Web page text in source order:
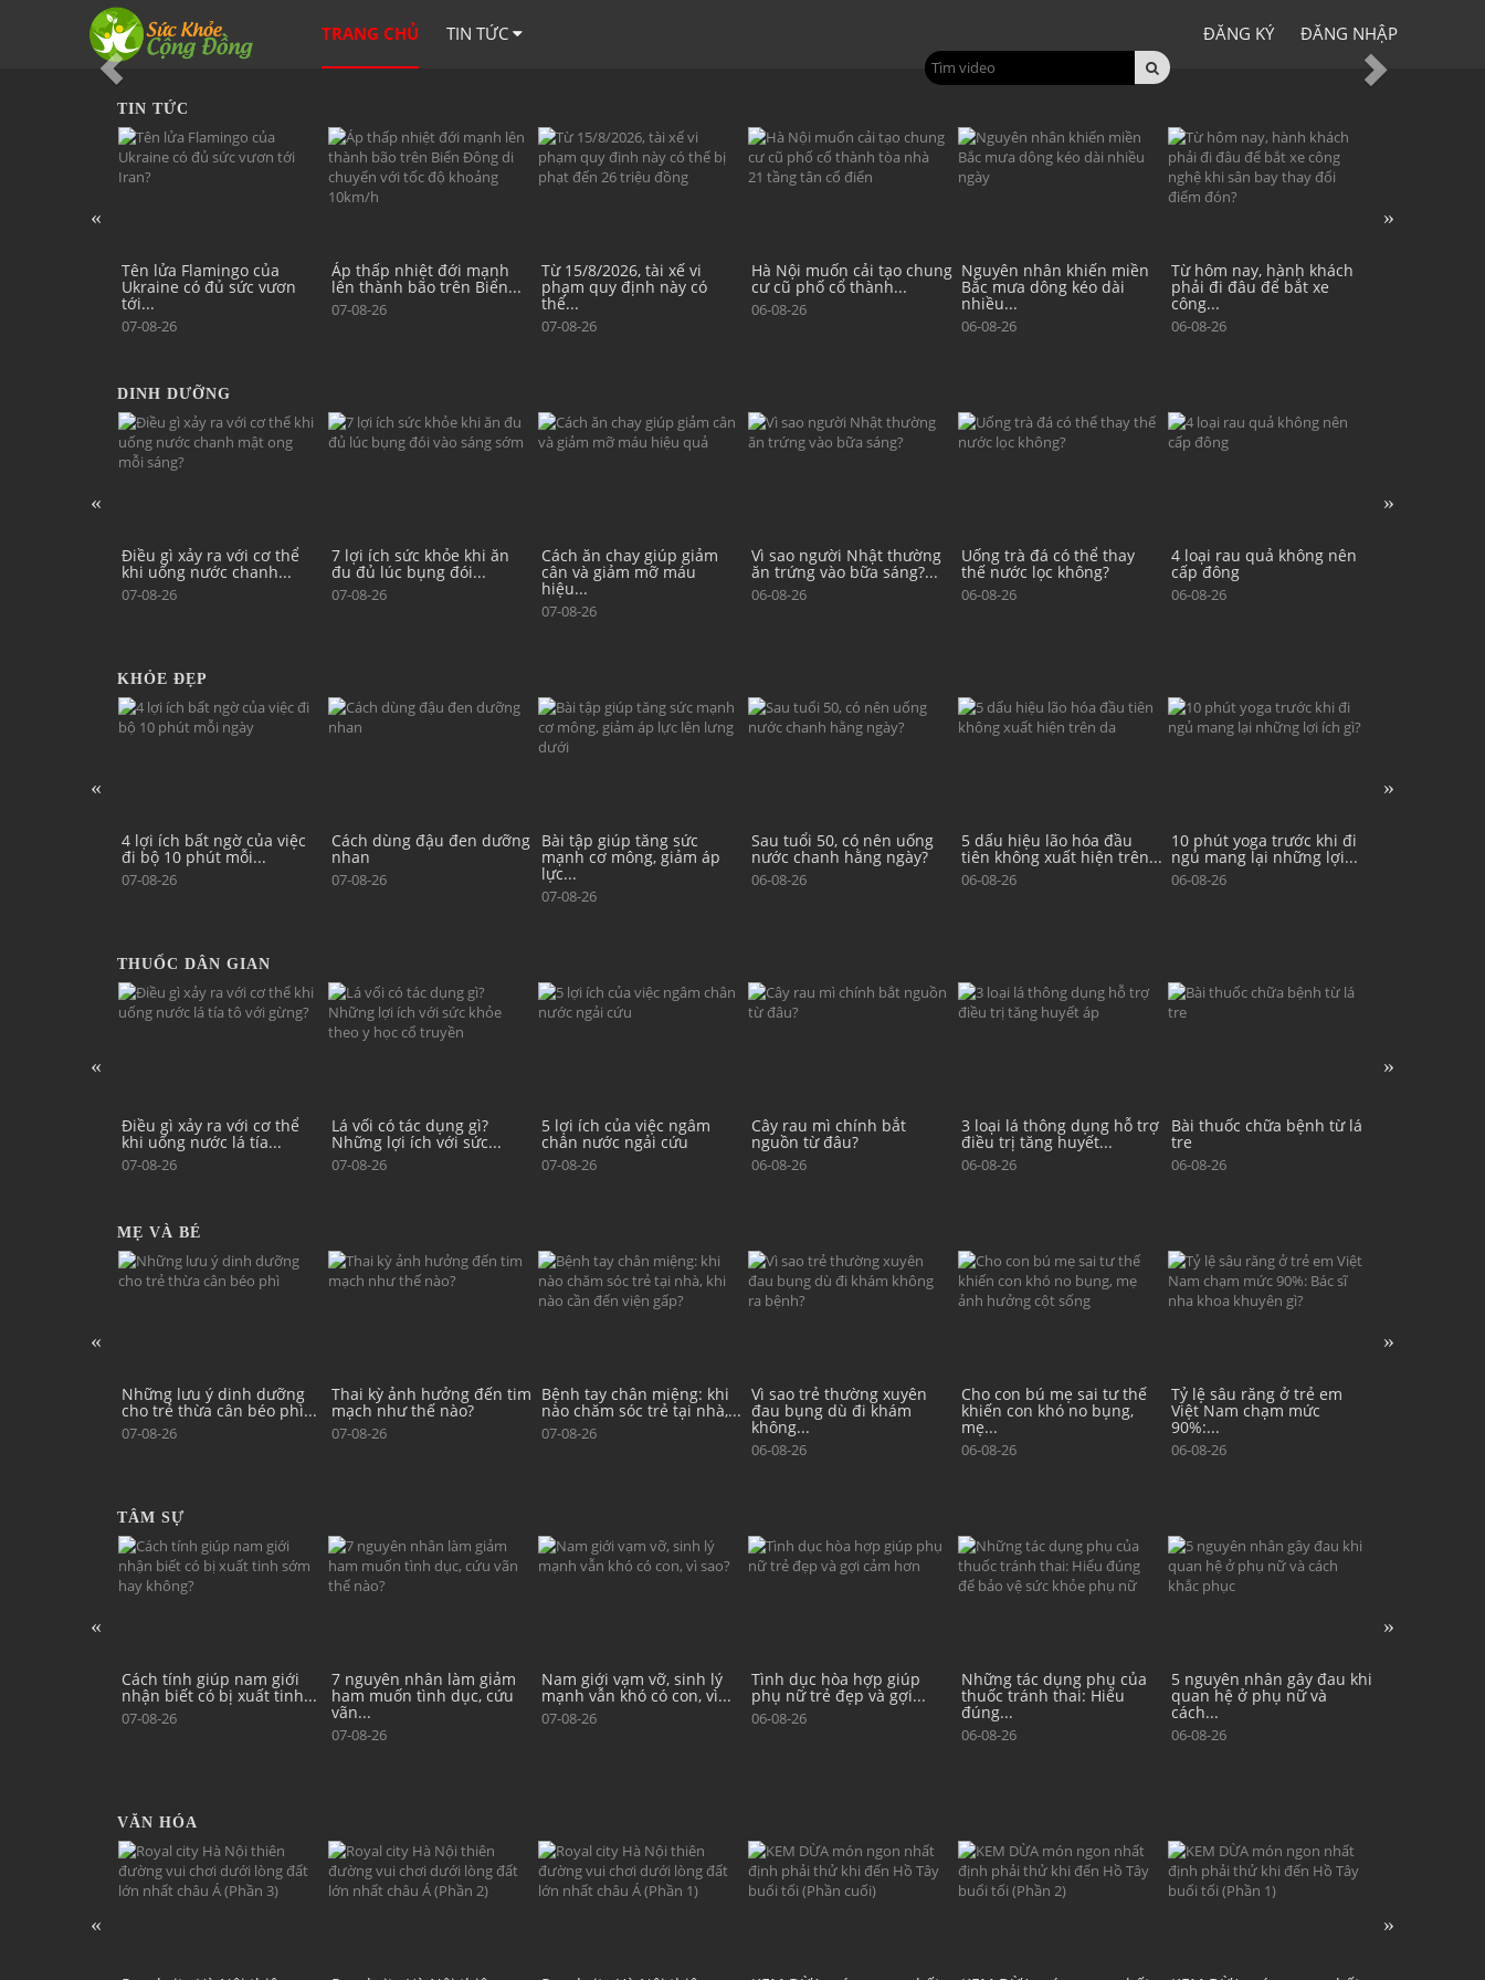
TRANG CHỦ TIN TỨC ĐĂNG NHẬP
ĐĂNG KÝ
Previous Next
TIN TỨC
Áp thấp nhiệt đới mạnh
lên thành bão trên Biển...
07-08-26
Từ 15/8/2026, tài xế vi
phạm quy định này có
thể...
Hà Nội muốn cải tạo chung
cư cũ phố cổ thành...
06-08-26
Nguyên nhân khiến miền
Bắc mưa dông kéo dài
nhiều...
Từ hôm nay, hành khách
phải đi đâu để bắt xe
công...
06-08-26
Ấn Độ: Ít nhất 22 trẻ em bị
tử vong do virus
Chandipura...
05-08-26
DINH DƯỠNG
7 lợi ích sức khỏe khi ăn
đu đủ lúc bụng đói...
07-08-26
Cách ăn chay giúp giảm
cân và giảm mỡ máu
hiệu...
Vì sao người Nhật thường
ăn trứng vào bữa sáng?...
06-08-26
Uống trà đá có thể thay
thế nước lọc không?
06-08-26
4 loại rau quả không nên
cấp đông
06-08-26
5 chất dinh dưỡng nên bổ
sung sau tuổi 60
06-08-26
KHỎE ĐẸP
Cách dùng đậu đen dưỡng
nhan
07-08-26
Bài tập giúp tăng sức
mạnh cơ mông, giảm áp
lực...
Sau tuổi 50, có nên uống
nước chanh hằng ngày?
06-08-26
5 dấu hiệu lão hóa đầu
tiên không xuất hiện trên...
06-08-26
10 phút yoga trước khi đi
ngủ mang lại những lợi...
06-08-26
Vì sao khi giảm cân chỉ nên
giảm 8% trọng lượng...
05-08-26
THUỐC DÂN GIAN
Lá vối có tác dụng gì?
Những lợi ích với sức...
07-08-26
5 lợi ích của việc ngâm
chân nước ngải cứu
07-08-26
Cây rau mì chính bắt
nguồn từ đâu?
06-08-26
3 loại lá thông dụng hỗ trợ
điều trị tăng huyết...
06-08-26
Bài thuốc chữa bệnh từ lá
tre
06-08-26
Ngoài hoa, lá atiso có tác
dụng gì với sức khỏe?...
06-08-26
MẸ VÀ BÉ
Thai kỳ ảnh hưởng đến tim
mạch như thế nào?
07-08-26
Bệnh tay chân miệng: khi
nào chăm sóc trẻ tại nhà,...
07-08-26
Vì sao trẻ thường xuyên
đau bụng dù đi khám
không...
Cho con bú mẹ sai tư thế
khiến con khó no bụng,
mẹ...
06-08-26
Tỷ lệ sâu răng ở trẻ em
Việt Nam chạm mức
90%:...
06-08-26
Bệnh tay chân miệng có xu
hướng tăng nhanh: Trẻ
mắc...
05-08-26
TÂM SỰ
7 nguyên nhân làm giảm
ham muốn tình dục, cứu
vãn...
Nam giới vạm vỡ, sinh lý
mạnh vẫn khó có con, vì...
07-08-26
Tình dục hòa hợp giúp
phụ nữ trẻ đẹp và gợi...
06-08-26
Những tác dụng phụ của
thuốc tránh thai: Hiểu
đúng...
5 nguyên nhân gây đau khi
quan hệ ở phụ nữ và
cách...
06-08-26
4 nhóm thực phẩm có lợi
cho sức khỏe tinh trùng
05-08-26
VĂN HÓA